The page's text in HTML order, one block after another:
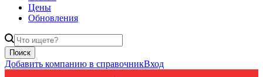
Цены
Обновления
Поиск
Добавить компанию в справочникВход